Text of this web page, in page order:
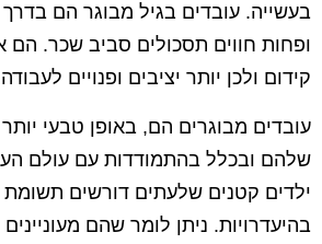
בעשייה. עובדים בגיל מבוגר הם בדרך
ופחות חווים תסכולים סביב שכר. הם
קידום ולכן יותר יציבים ופנויים
עובדים מבוגרים הם, באופן טבעי
שלהם ובכלל בהתמודדות עם עולם
ילדים קטנים שלעתים דורשים
בהיעדרויות. ניתן לומר שהם